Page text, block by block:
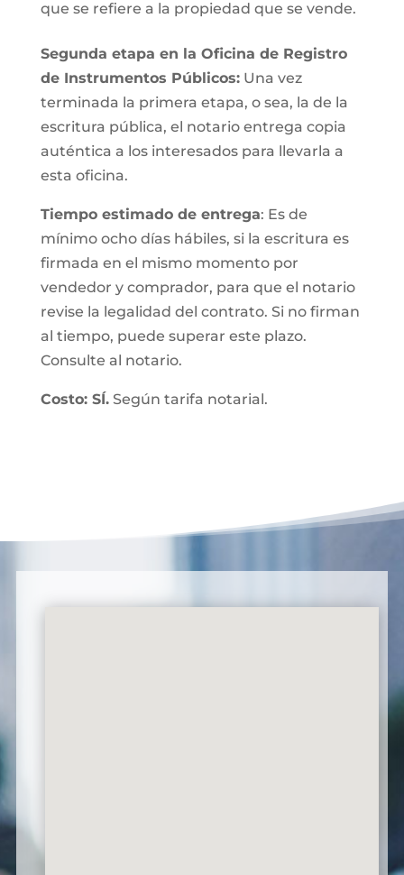
que se refiere a la propiedad que se vende.
Segunda etapa en la Oficina de Registro
de Instrumentos Públicos:Una vez
terminada la primera etapa, o sea, la de la
escritura pública, el notario entrega copia
auténtica a los interesados para llevarla a
esta oficina.
Tiempo estimado de entrega: Es de
mínimo ocho días hábiles, si la escritura es
firmada en el mismo momento por
vendedor y comprador, para que el notario
revise la legalidad del contrato. Si no firman
al tiempo, puede superar este plazo.
Consulte al notario.
Costo: SÍ.Según tarifa notarial.